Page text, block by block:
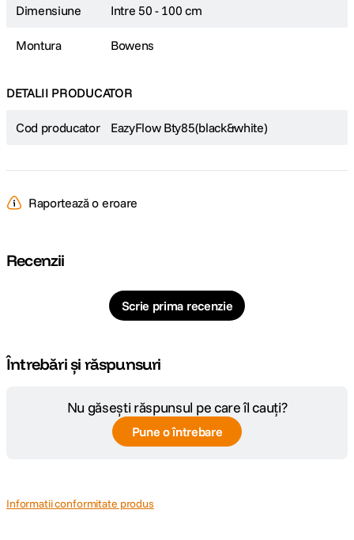
Dimensiune Intre 50 - 100 cm
Montura Bowens
DETALII PRODUCATOR
Cod producator EazyFlow Bty85(black&white)
Raportează o eroare
Recenzii
Scrie prima recenzie
Întrebări și răspunsuri
Nu găsești răspunsul pe care îl cauți?
Pune o întrebare
Informatii conformitate produs